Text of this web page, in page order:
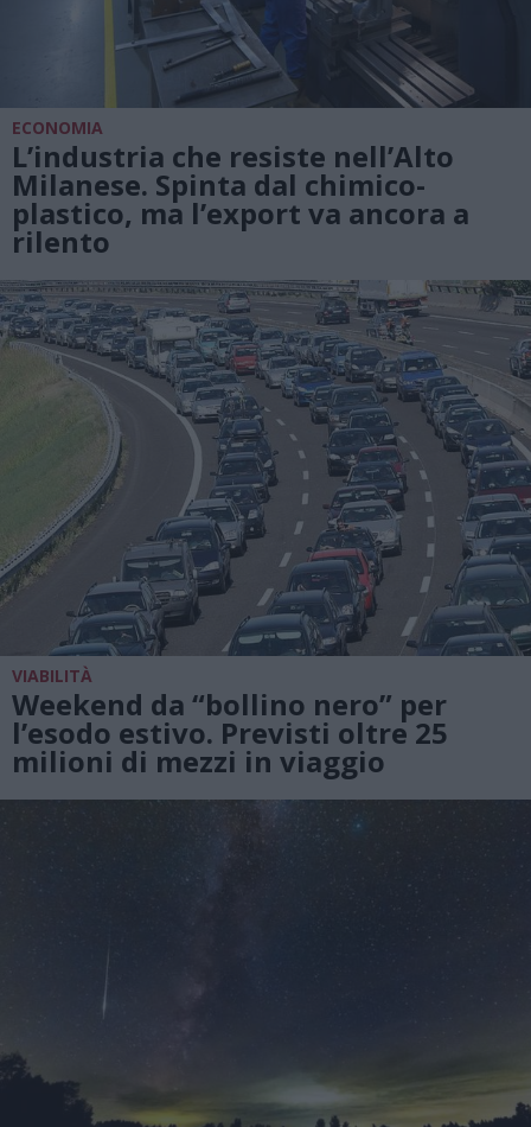
ECONOMIA
L’industria che resiste nell’Alto
Milanese. Spinta dal chimico-
plastico, ma l’export va ancora a
rilento
VIABILITÀ
Weekend da “bollino nero” per
l’esodo estivo. Previsti oltre 25
milioni di mezzi in viaggio